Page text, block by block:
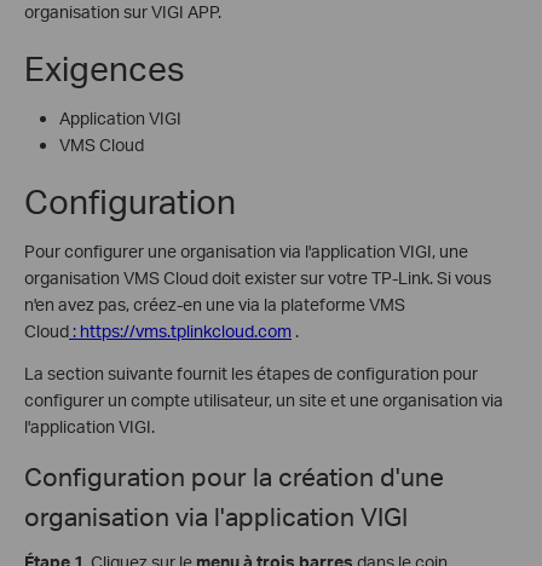
organisation sur VIGI APP.
Exigences
Application VIGI
VMS Cloud
Configuration
Pour configurer une organisation via l'application VIGI, une
organisation VMS Cloud doit exister sur votre TP-Link.Si vous
n'en avez pas,créez-en une via la plateforme VMS
Cloud : https://vms.tplinkcloud.com .
La section suivante fournit les étapes de configuration pour
configurer un compte utilisateur, un site et une organisation via
l'application VIGI.
Configuration pour la création d'une
organisation via l'application VIGI